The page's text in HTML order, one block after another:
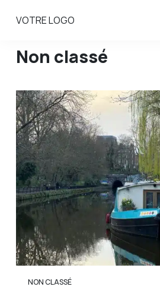
VOTRE LOGO
Non classé
NON CLASSÉ